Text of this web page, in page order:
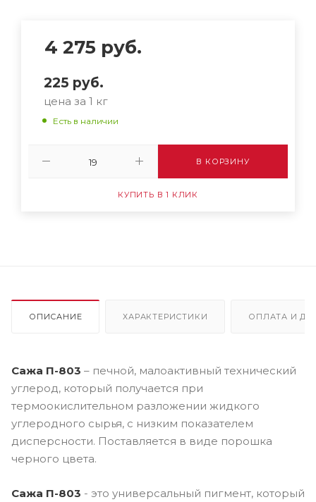
4 275 руб.
225 руб.
цена за 1 кг
Есть в наличии
В КОРЗИНУ
КУПИТЬ В 1 КЛИК
ОПИСАНИЕ ХАРАКТЕРИСТИКИ ОПЛАТА И
Сажа П-803 – печной, малоактивный технический
углерод, который получается при
термоокислительном разложении жидкого
углеродного сырья, с низким показателем
дисперсности. Поставляется в виде порошка
черного цвета.
Сажа П-803 - это универсальный пигмент, который